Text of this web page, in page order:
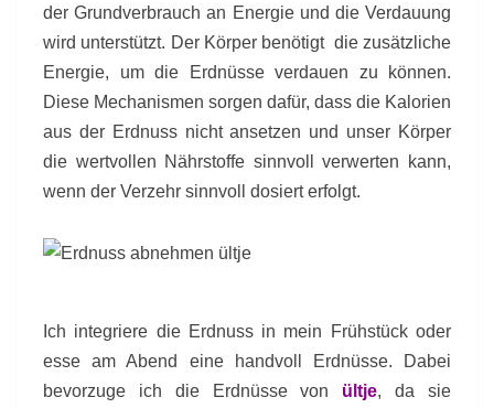
der Grundverbrauch an Energie und die Verdauung
wird unterstützt. Der Körper benötigt die zusätzliche
Energie, um die Erdnüsse verdauen zu können.
Diese Mechanismen sorgen dafür, dass die Kalorien
aus der Erdnuss nicht ansetzen und unser Körper
die wertvollen Nährstoffe sinnvoll verwerten kann,
wenn der Verzehr sinnvoll dosiert erfolgt.
Ich integriere die Erdnuss in mein Frühstück oder
esse am Abend eine handvoll Erdnüsse. Dabei
bevorzuge ich die Erdnüsse von ültje, da sie